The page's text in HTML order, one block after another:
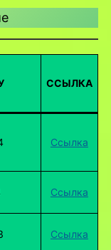
ССЫЛКА
Ссылка
Ссылка
Ссылка